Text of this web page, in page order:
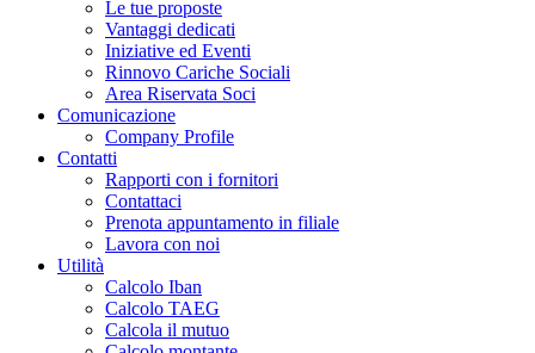
Le tue proposte
Vantaggi dedicati
Iniziative ed Eventi
Rinnovo Cariche Sociali
Area Riservata Soci
Comunicazione
Company Profile
Contatti
Rapporti con i fornitori
Contattaci
Prenota appuntamento in filiale
Lavora con noi
Utilità
Calcolo Iban
Calcolo TAEG
Calcola il mutuo